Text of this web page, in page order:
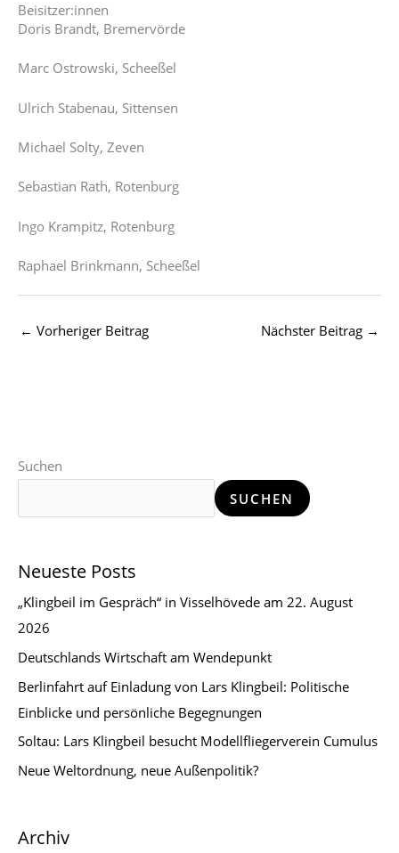
Beisitzer:innen
Doris Brandt, Bremervörde
Marc Ostrowski, Scheeßel
Ulrich Stabenau, Sittensen
Michael Solty, Zeven
Sebastian Rath, Rotenburg
Ingo Krampitz, Rotenburg
Raphael Brinkmann, Scheeßel
← Vorheriger Beitrag Nächster Beitrag →
Suchen
SUCHEN
Neueste Posts
„Klingbeil im Gespräch“ in Visselhövede am 22. August
2026
Deutschlands Wirtschaft am Wendepunkt
Berlinfahrt auf Einladung von Lars Klingbeil: Politische
Einblicke und persönliche Begegnungen
Soltau: Lars Klingbeil besucht Modellfliegerverein Cumulus
Neue Weltordnung, neue Außenpolitik?
Archiv